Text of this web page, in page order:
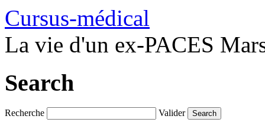
Cursus-médical
La vie d'un ex-PACES
Search
Recherche Valider